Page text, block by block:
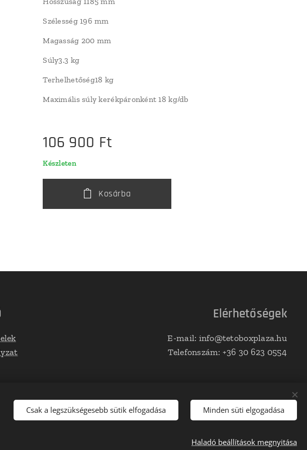
Szélesség 196 mm
Magasság 200 mm
Súly3.3 kg
Terhelhetőség18 kg
Maximális súly kerékpáronként 18 kg/db
106 900 Ft
Készleten
Kosárba
Elérhetőségek
E-mail: info@tetoboxplaza.hu
Telefonszám: +36 30 623 0554
Csak a legszükségesebb sütik elfogadása Minden süti elgogadása
Haladó beállítások megnyitása